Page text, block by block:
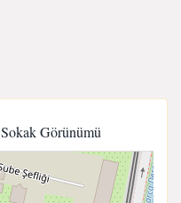
Sokak Görünümü